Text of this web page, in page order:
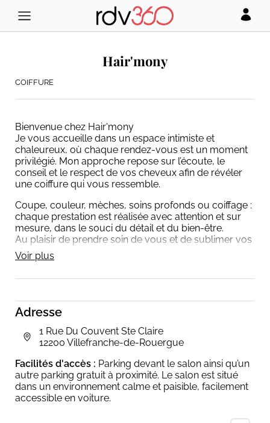
Adresse
1 Rue Du Couvent Ste Claire
12200 Villefranche-de-Rouergue
Facilités d'accès : Parking devant le salon ainsi qu’un
autre parking gratuit à proximité. Le salon est situé
dans un environnement calme et paisible, facilement
accessible en voiture.
Hair'mony
COIFFURE
Bienvenue chez Hair'mony
Je vous accueille dans un espace intimiste et
chaleureux, où chaque rendez-vous est un moment
privilégié. Mon approche repose sur l’écoute, le
conseil et le respect de vos cheveux afin de révéler
une coiffure qui vous ressemble.
Coupe, couleur, mèches, soins profonds ou coiffage :
chaque prestation est réalisée avec attention et sur
mesure, dans le souci du détail et du bien-être.
Au plaisir de prendre soin de vous et de sublimer vos
cheveux.
Voir plus